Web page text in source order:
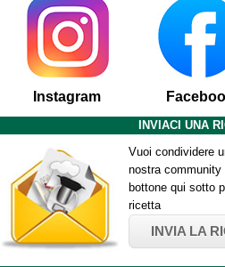
Instagram
INVIACI UNA
Vuoi condividere
nostra
bottone qui sotto
ricetta
INVIA LA